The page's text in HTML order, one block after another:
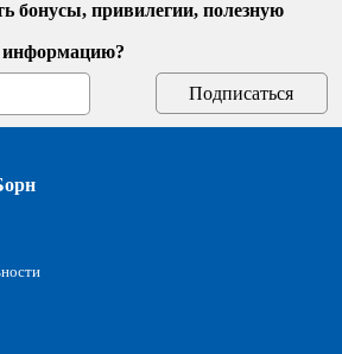
бонусы, привилегии, полезную
информацию?